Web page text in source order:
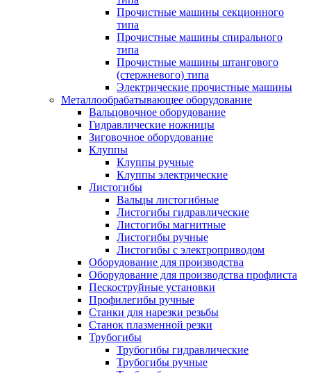
Прочистные машины секционного
типа
Прочистные машины спирального
типа
Прочистные машины штангового
(стержневого) типа
Электрические прочистные машины
Металлообрабатывающее оборудование
Вальцовочное оборудование
Гидравлические ножницы
Зиговочное оборудование
Клуппы
Клуппы ручные
Клуппы электрические
Листогибы
Вальцы листогибные
Листогибы гидравлические
Листогибы магнитные
Листогибы ручные
Листогибы с электроприводом
Оборудование для производства
Оборудование для производства профлиста
Пескоструйные установки
Профилегибы ручные
Станки для нарезки резьбы
Станок плазменной резки
Трубогибы
Трубогибы гидравлические
Трубогибы ручные